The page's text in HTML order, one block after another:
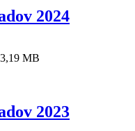
2024
MB
2023